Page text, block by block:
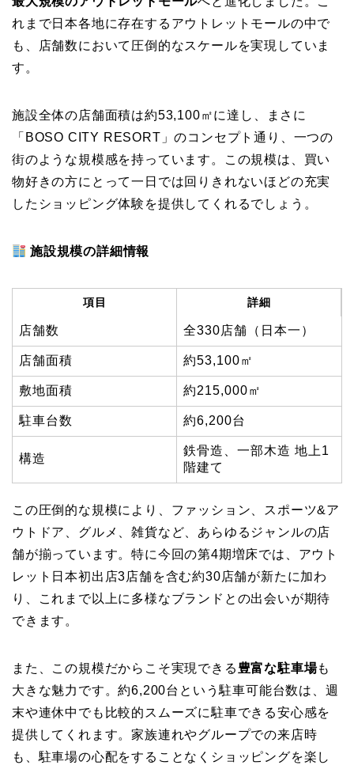
れまで日本各地に存在するアウトレットモールの中で
も、店舗数において圧倒的なスケールを実現していま
す。
施設全体の店舗面積は約53,100㎡に達し、まさに
「BOSO CITY RESORT」のコンセプト通り、一つの
街のような規模感を持っています。この規模は、買い
物好きの方にとって一日では回りきれないほどの充実
したショッピング体験を提供してくれるでしょう。
施設規模の詳細情報
項目 詳細
店舗数 全330店舗（日本一）
店舗面積 約53,100㎡
敷地面積 約215,000㎡
駐車台数 約6,200台
構造
鉄骨造、一部木造 地上1
階建て
この圧倒的な規模により、ファッション、スポーツ&ア
ウトドア、グルメ、雑貨など、あらゆるジャンルの店
舗が揃っています。特に今回の第4期増床では、アウト
レット日本初出店3店舗を含む約30店舗が新たに加わ
り、これまで以上に多様なブランドとの出会いが期待
できます。
また、この規模だからこそ実現できる 豊富な駐車場も
大きな魅力です。約6,200台という駐車可能台数は、週
末や連休中でも比較的スムーズに駐車できる安心感を
提供してくれます。家族連れやグループでの来店時
も、駐車場の心配をすることなくショッピングを楽し